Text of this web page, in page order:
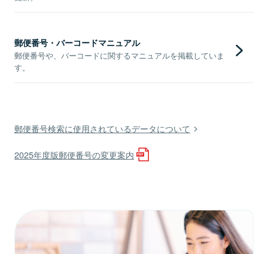
郵便番号・バーコードマニュアル
郵便番号や、バーコードに関するマニュアルを掲載していま
す。
郵便番号検索に使用されているデータについて
2025年度版郵便番号の変更案内